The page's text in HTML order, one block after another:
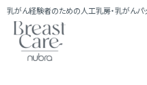
乳がん経験者のための人工乳房・乳がんパ